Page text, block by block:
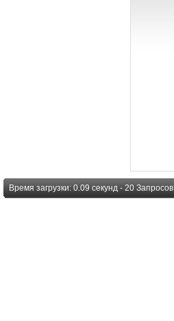
Время загрузки: 0.09 секунд - 20 Запросов